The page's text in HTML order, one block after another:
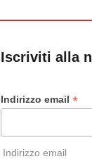
Iscriviti alla
Indirizzo email *
Indirizzo email